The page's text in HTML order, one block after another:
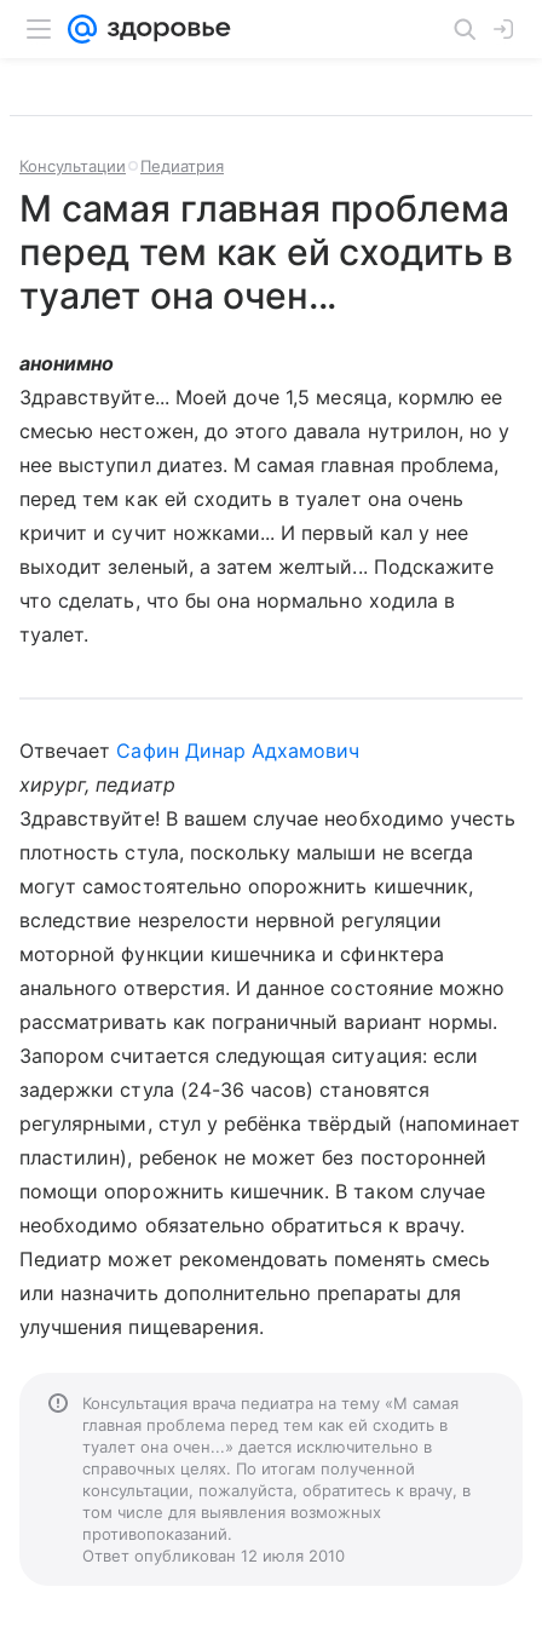
Консультации Педиатрия
М самая главная проблема
перед тем как ей сходить в
туалет она очен...
анонимно
Здравствуйте... Моей доче 1,5 месяца, кормлю ее
смесью нестожен, до этого давала нутрилон, но у
нее выступил диатез. М самая главная проблема,
перед тем как ей сходить в туалет она очень
кричит и сучит ножками... И первый кал у нее
выходит зеленый, а затем желтый... Подскажите
что сделать, что бы она нормально ходила в
туалет.
Отвечает Сафин Динар Адхамович
хирург, педиатр
Здравствуйте! В вашем случае необходимо учесть
плотность стула, поскольку малыши не всегда
могут самостоятельно опорожнить кишечник,
вследствие незрелости нервной регуляции
моторной функции кишечника и сфинктера
анального отверстия. И данное состояние можно
рассматривать как пограничный вариант нормы.
Запором считается следующая ситуация: если
задержки стула (24-36 часов) становятся
регулярными, стул у ребёнка твёрдый (напоминает
пластилин), ребенок не может без посторонней
помощи опорожнить кишечник. В таком случае
необходимо обязательно обратиться к врачу.
Педиатр может рекомендовать поменять смесь
или назначить дополнительно препараты для
улучшения пищеварения.
Консультация врача педиатра на тему «М самая
главная проблема перед тем как ей сходить в
туалет она очен...» дается исключительно в
справочных целях. По итогам полученной
консультации, пожалуйста, обратитесь к врачу, в
том числе для выявления возможных
противопоказаний.
Ответ опубликован 12 июля 2010